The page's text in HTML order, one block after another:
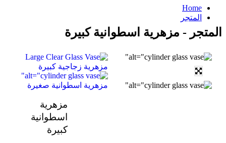
Home
المتجر
المتجر - مزهرية اسطوانية كبيرة
مزهرية زجاجية كبيرة
مزهرية اسطوانية صغيرة
مزهرية
اسطوانية
كبيرة